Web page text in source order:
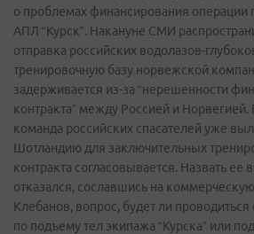
о проблемах финансирования операции
АПЛ “Курск”. Накануне СМИ
отправка российских водолазов-
тренировочную базу норвежской
задерживается из-за “нерешенности
контракта” между Россией и
команда российских спасателей уже
Шотландию для заключительных
контракта согласовывается. Назвать ее
отказался, сославшись на
Клебанов, вопрос, будет ли проводиться
по подъему тел экипажа “Курска” или